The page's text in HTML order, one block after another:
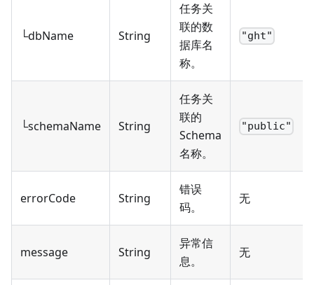
└dbName String
任务关
联的数
据库名
称。
"ght"
└schemaName String
任务关
联的
Schema
名称。
"public"
errorCode String
错误
码。
无
message String
异常信
息。
无